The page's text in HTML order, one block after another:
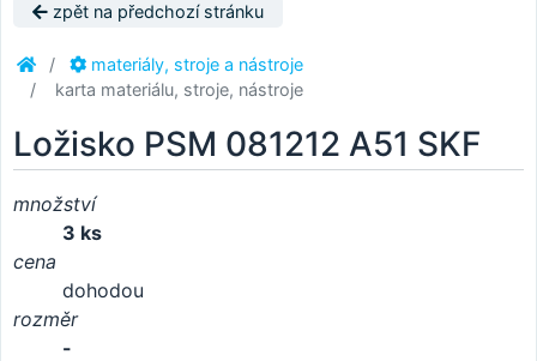
zpět na předchozí stránku
materiály, stroje a nástroje
karta materiálu, stroje, nástroje
Ložisko PSM 081212 A51 SKF
množství
3 ks
cena
dohodou
rozměr
-